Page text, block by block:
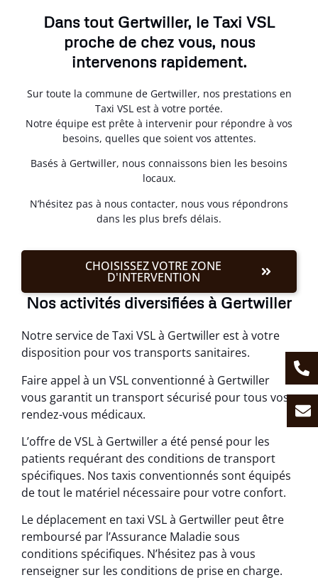
Dans tout Gertwiller, le Taxi VSL
proche de chez vous, nous
intervenons rapidement.
Sur toute la commune de Gertwiller, nos prestations en
Taxi VSL est à votre portée.
Notre équipe est prête à intervenir pour répondre à vos
besoins, quelles que soient vos attentes.
Basés à Gertwiller, nous connaissons bien les besoins
locaux.
N’hésitez pas à nous contacter, nous vous répondrons
dans les plus brefs délais.
CHOISISSEZ VOTRE ZONE
D'INTERVENTION
Nos activités diversifiées à Gertwiller
Notre service de Taxi VSL à Gertwiller est à votre
disposition pour vos transports sanitaires.
Faire appel à un VSL conventionné à Gertwiller
vous garantit un transport sécurisé pour tous vos
rendez-vous médicaux.
L’offre de VSL à Gertwiller a été pensé pour les
patients requérant des conditions de transport
spécifiques. Nos taxis conventionnés sont équipés
de tout le matériel nécessaire pour votre confort.
Le déplacement en taxi VSL à Gertwiller peut être
remboursé par l’Assurance Maladie sous
conditions spécifiques. N’hésitez pas à vous
renseigner sur les conditions de prise en charge.